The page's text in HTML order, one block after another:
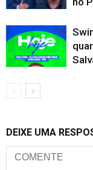
DEIXE UMA